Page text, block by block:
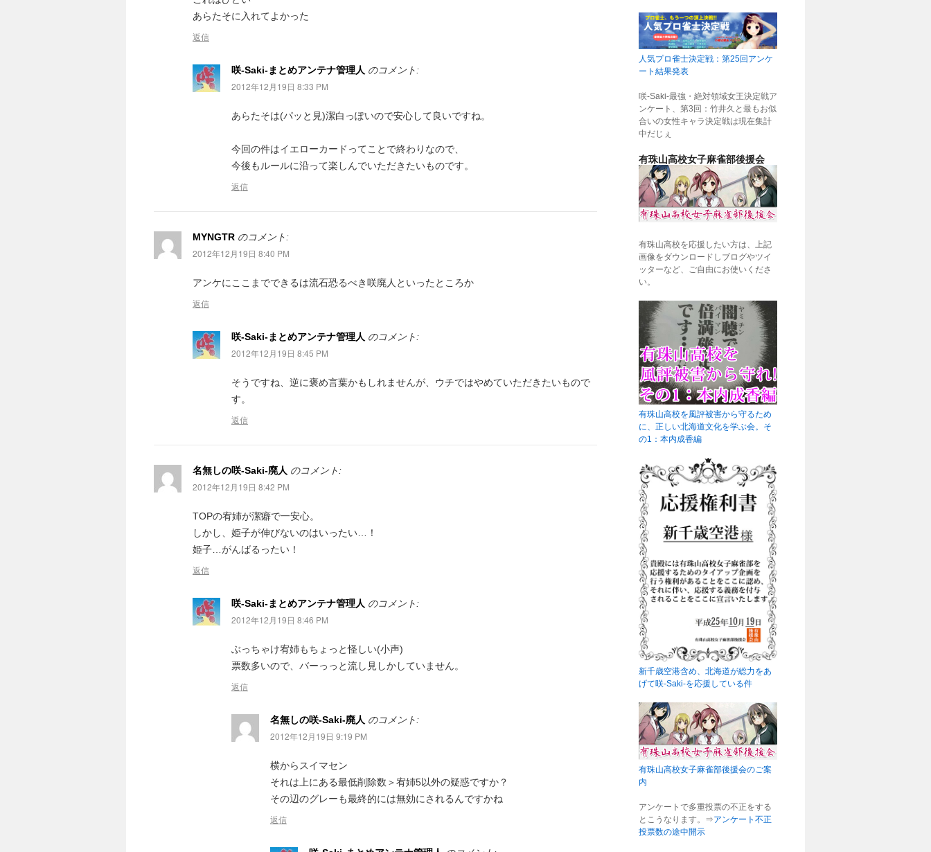
あらたそに入れてよかった
返信
咲-Saki-まとめアンテナ管理人 のコメント:
2012年12月19日 8:33 PM
あらたそは(パッと見)潔白っぽいので安心して良いですね。
今回の件はイエローカードってことで終わりなので、
今後もルールに沿って楽しんでいただきたいものです。
返信
MYNGTR のコメント:
2012年12月19日 8:40 PM
アンケにここまでできるは流石恐るべき咲廃人といったところか
返信
咲-Saki-まとめアンテナ管理人 のコメント:
2012年12月19日 8:45 PM
そうですね、逆に褒め言葉かもしれませんが、ウチではやめていただきたいもので
す。
返信
名無しの咲-Saki-廃人 のコメント:
2012年12月19日 8:42 PM
TOPの宥姉が潔癖で一安心。
しかし、姫子が伸びないのはいったい…！
姫子…がんばるったい！
返信
咲-Saki-まとめアンテナ管理人 のコメント:
2012年12月19日 8:46 PM
ぶっちゃけ宥姉もちょっと怪しい(小声)
票数多いので、バーっっと流し見しかしていません。
返信
名無しの咲-Saki-廃人 のコメント:
2012年12月19日 9:19 PM
横からスイマセン
それは上にある最低削除数＞宥姉5以外の疑惑ですか？
その辺のグレーも最終的には無効にされるんですかね
返信
人気プロ雀士決定戦：第25回アンケ
ート結果発表
咲-Saki-最強・絶対領域女王決定戦ア
ンケート、第3回：竹井久と最もお似
合いの女性キャラ決定戦は現在集計
中だじぇ
有珠山高校女子麻雀部後援会
有珠山高校を応援したい方は、上記
画像をダウンロードしブログやツイ
ッターなど、ご自由にお使いくださ
い。
有珠山高校を風評被害から守るため
に、正しい北海道文化を学ぶ会。そ
の1：本内成香編
新千歳空港含め、北海道が総力をあ
げて咲-Saki-を応援している件
有珠山高校女子麻雀部後援会のご案
内
アンケートで多重投票の不正をする
とこうなります。⇒アンケート不正
投票数の途中開示